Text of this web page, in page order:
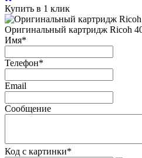
Купить в 1 клик
Оригинальный картридж Ricoh
Имя*
Телефон*
Email
Сообщение
Код с картинки*